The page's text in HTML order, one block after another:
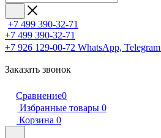
+7 499 390-32-71
+7 499 390-32-71
+7 926 129-00-72 WhatsApp, Telegram
Заказать звонок
Сравнение0
Избранные товары 0
Корзина 0